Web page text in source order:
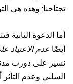
تجتاحنا: وهذه هي
أما الدعوة
أيضًا عدم الاعتياد
نسير على دورب
السلبي وعدم التأثر